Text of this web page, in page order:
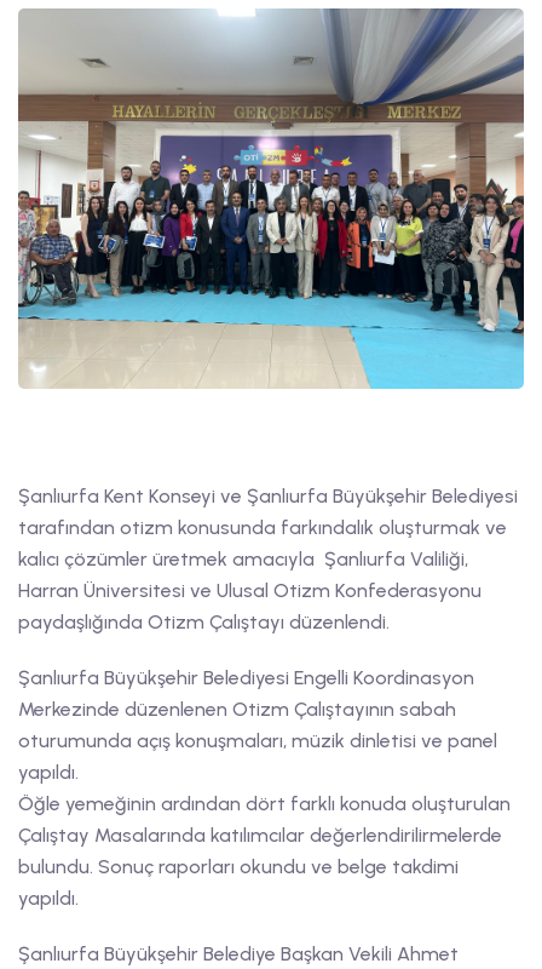
Şanlıurfa Kent Konseyi ve Şanlıurfa Büyükşehir Belediyesi
tarafından otizm konusunda farkındalık oluşturmak ve
kalıcı çözümler üretmek amacıyla Şanlıurfa Valiliği,
Harran Üniversitesi ve Ulusal Otizm Konfederasyonu
paydaşlığında Otizm Çalıştayı düzenlendi.
Şanlıurfa Büyükşehir Belediyesi Engelli Koordinasyon
Merkezinde düzenlenen Otizm Çalıştayının sabah
oturumunda açış konuşmaları, müzik dinletisi ve panel
yapıldı.
Öğle yemeğinin ardından dört farklı konuda oluşturulan
Çalıştay Masalarında katılımcılar değerlendirilirmelerde
bulundu. Sonuç raporları okundu ve belge takdimi
yapıldı.
Şanlıurfa Büyükşehir Belediye Başkan Vekili Ahmet